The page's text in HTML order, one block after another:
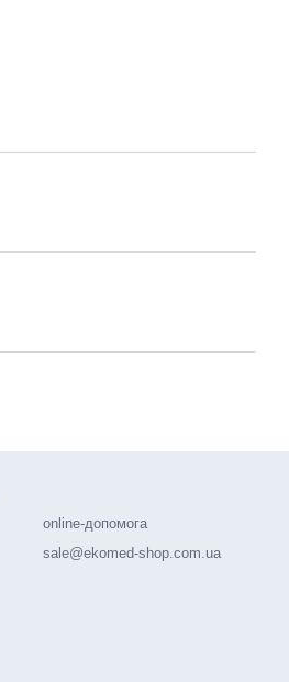
online-допомога
sale@ekomed-shop.com.ua